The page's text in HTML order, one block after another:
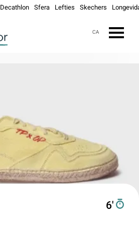
Decathlon Sfera Lefties Skechers
CA
6′